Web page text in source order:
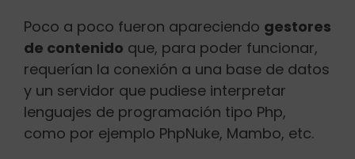
Poco a poco fueron apareciendo gestores
de contenido que, para poder funcionar,
requerían la conexión a una base de datos
y un servidor que pudiese interpretar
lenguajes de programación tipo Php,
como por ejemplo PhpNuke, Mambo, etc.